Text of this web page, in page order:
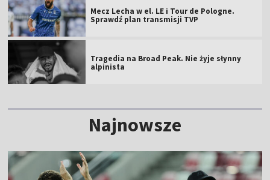
Mecz Lecha w el. LE i Tour de Pologne.
Sprawdź plan transmisji TVP
Tragedia na Broad Peak. Nie żyje słynny
alpinista
Najnowsze